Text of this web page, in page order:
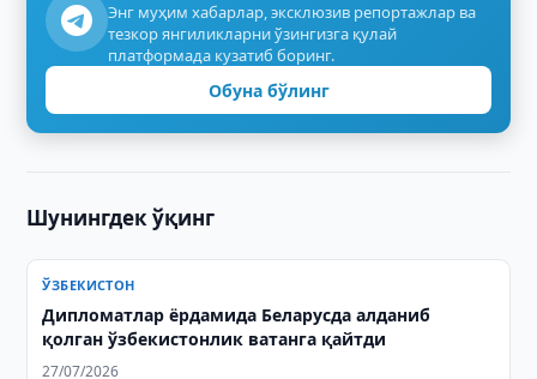
Энг муҳим хабарлар, эксклюзив репортажлар ва
тезкор янгиликларни ўзингизга қулай
платформада кузатиб боринг.
Обуна бўлинг
Шунингдек ўқинг
ЎЗБЕКИСТОН
Дипломатлар ёрдамида Беларусда алданиб
қолган ўзбекистонлик ватанга қайтди
27/07/2026